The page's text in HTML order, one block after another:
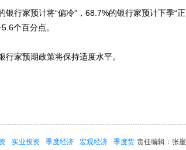
家预计将“偏冷”，68.7%的银行家预计下季“正
个百分点。
家预期政策将保持适度水平。
责任编辑：张崖
实业投资 季度经济 宏观经济
季度货